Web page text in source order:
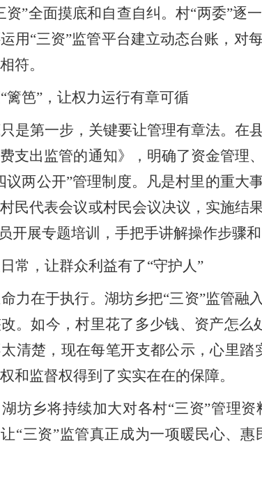
资”全面摸底和自查自纠。村“两委”
用“三资”监管平台建立动态台账，对
符。
“篱笆”，让权力运行有章可循
是第一步，关键要让管理有章法。在
支出监管的通知》，明确了资金管理
议两公开”管理制度。凡是村里的重大
民代表会议或村民会议决议，实施结
开展专题培训，手把手讲解操作步骤和
常，让群众利益有了“守护人”
力在于执行。湖坊乡把“三资”监管融
。如今，村里花了多少钱、资产怎
清楚，现在每笔开支都公示，心里
和监督权得到了实实在在的保障。
坊乡将持续加大对各村“三资”管理
“三资”监管真正成为一项暖民心、